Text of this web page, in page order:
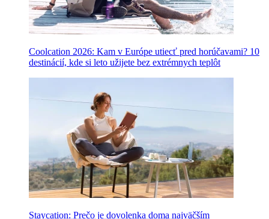
Coolcation 2026: Kam v Európe utiecť pred horúčavami? 10
destinácií, kde si leto užijete bez extrémnych teplôt
Staycation: Prečo je dovolenka doma najväčším